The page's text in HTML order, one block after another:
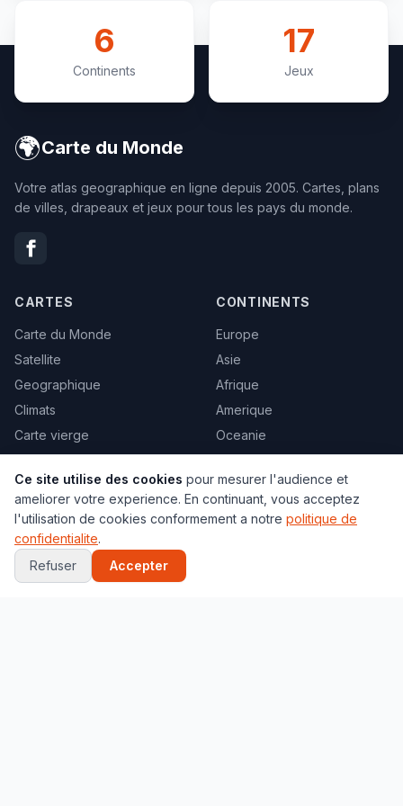
6
Continents
17
Jeux
🌍Carte du Monde
Votre atlas geographique en ligne depuis 2005. Cartes, plans
de villes, drapeaux et jeux pour tous les pays du monde.
CARTES
Carte du Monde
Satellite
Geographique
Climats
Carte vierge
Politique
Toutes les cartes →
CONTINENTS
Europe
Asie
Afrique
Amerique
Oceanie
Tous les pays →
VILLES
Paris
Ce site utilise des cookies pour mesurer l'audience et
ameliorer votre experience. En continuant, vous acceptez
l'utilisation de cookies conformement a notre politique de
confidentialite.
Refuser
Accepter